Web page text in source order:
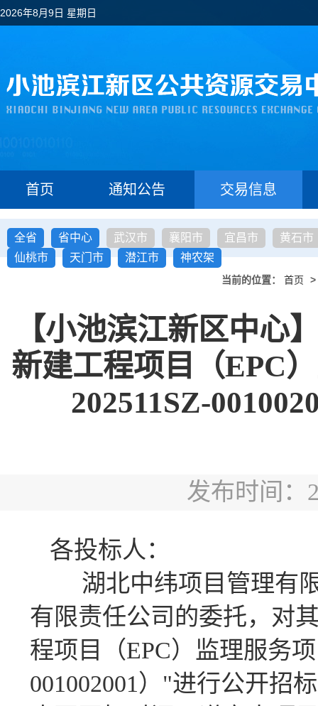
2026年8月9日 星期日
首页 通知公告 交易信息
全省 省中心 武汉市 襄阳市 宜昌市
黄石市
仙桃市
天门市 潜江市 神农架
当前的位置： 首页 >
【小池滨江新区中心
新建工程项目（EPC
202511SZ-
发布时间：
各投标人：
湖北中纬项目管理有
有限责任公司的委托，对
程项目（EPC）监理服务
001002001）"进行公开招